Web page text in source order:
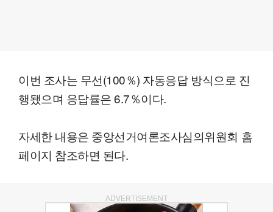
이번 조사는 무선(100％) 자동응답 방식으로 진
행됐으며 응답률은 6.7％이다.
자세한 내용은 중앙선거여론조사심의위원회 홈
페이지 참조하면 된다.
ADVERTISEMENT